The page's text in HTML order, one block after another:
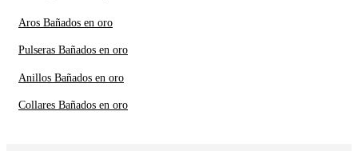
Aros Bañados en oro
Pulseras Bañados en oro
Anillos Bañados en oro
Collares Bañados en oro